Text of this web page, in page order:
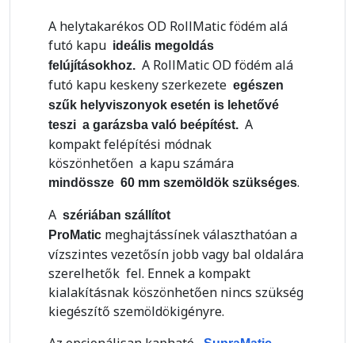
A helytakarékos OD RollMatic födém alá
futó kapu ideális megoldás
felújításokhoz. A RollMatic OD födém alá
futó kapu keskeny szerkezete egészen
szűk helyviszonyok esetén is lehetővé
teszi a garázsba való beépítést. A
kompakt felépítési módnak
köszönhetően a kapu számára
mindössze 60 mm szemöldök szükséges.
A szériában szállítot
ProMatic meghajtássínek választhatóan a
vízszintes vezetősín jobb vagy bal oldalára
szerelhetők fel. Ennek a kompakt
kialakításnak köszönhetően nincs szükség
kiegészítő szemöldökigényre.